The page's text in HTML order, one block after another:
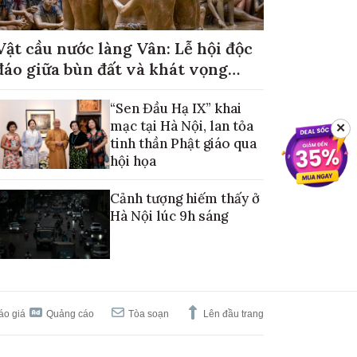
cầu nước làng Vân: Lễ hội độc
giữa bùn đất và khát vọng
“Sen Đầu Hạ IX” khai
mạc tại Hà Nội, lan tỏa
tinh thần Phật giáo qua
hội họa
Cảnh tượng hiếm thấy ở
Hà Nội lúc 9h sáng
giá Quảng cáo Tòa soạn Lên đầu trang
✕